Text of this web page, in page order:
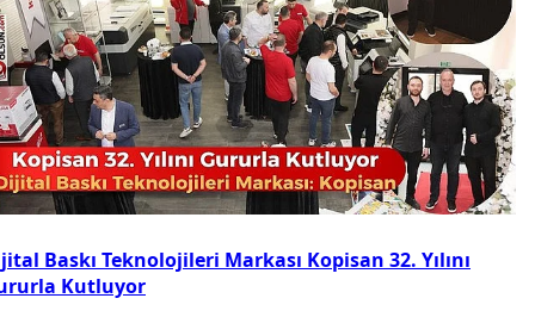
Baskı Teknolojileri Markası Kopisan 32. Yılını
Kutluyor